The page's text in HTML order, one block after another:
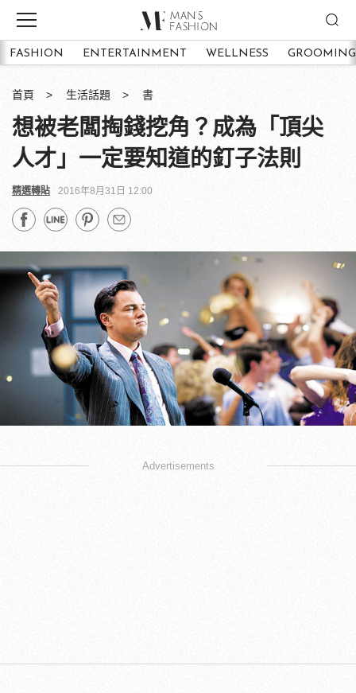
FASHION ENTERTAINMENT WELLNESS GROOMING
首頁 生活話題 書
想被老闆掏錢挖角？成為「頂尖
人才」一定要知道的釘子法則
精選轉貼 2016年8月31日 12:00
Advertisements